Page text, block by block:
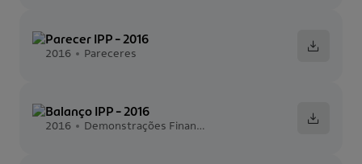
Parecer IPP - 2016
2016 Pareceres
Balanço IPP - 2016
2016 Demonstrações Financeiras